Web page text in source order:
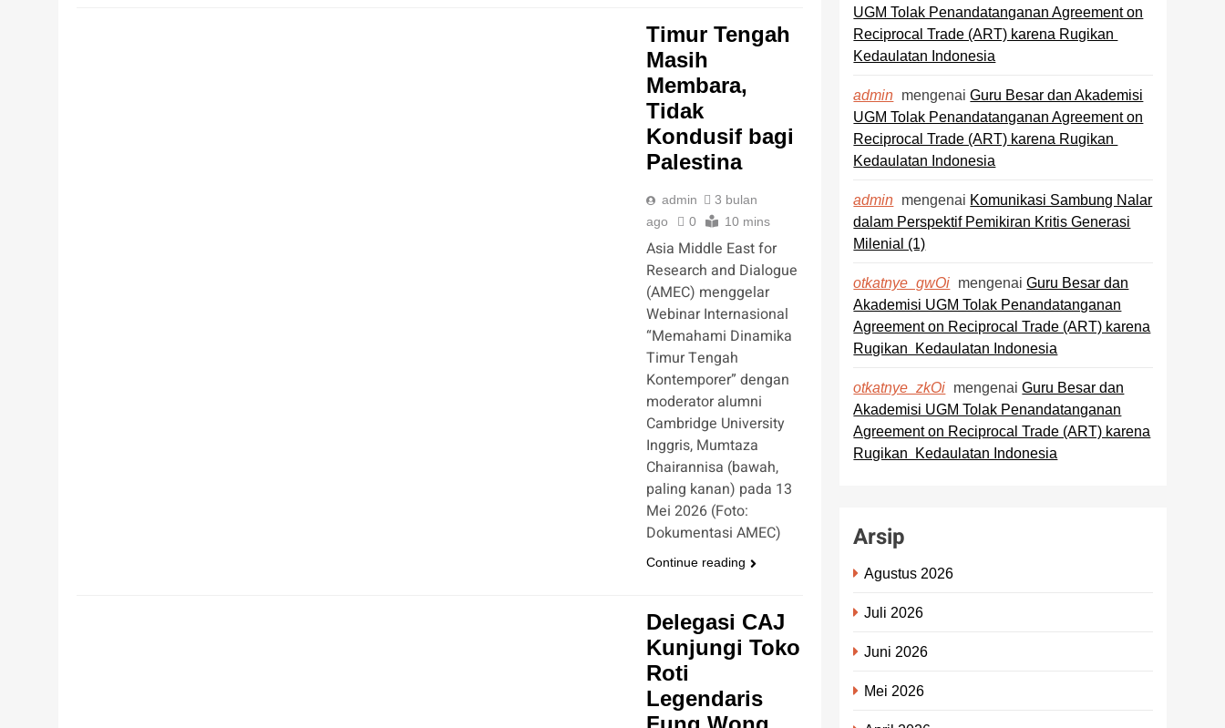
Timur Tengah
Masih
Membara,
Tidak
Kondusif bagi
Palestina
admin
3 bulan
ago
0 10 mins
Asia Middle East for
Research and Dialogue
(AMEC) menggelar
Webinar Internasional
“Memahami Dinamika
Timur Tengah
Kontemporer” dengan
moderator alumni
Cambridge University
Inggris, Mumtaza
Chairannisa (bawah,
paling kanan) pada 13
Mei 2026 (Foto:
Dokumentasi AMEC)
Continue reading
Delegasi CAJ
Kunjungi Toko
Roti
Legendaris
UGM Tolak Penandatanganan Agreement on
Reciprocal Trade (ART) karena Rugikan
Kedaulatan Indonesia
admin mengenaiGuru Besar dan Akademisi
UGM Tolak Penandatanganan Agreement on
Reciprocal Trade (ART) karena Rugikan
Kedaulatan Indonesia
admin mengenai Komunikasi Sambung Nalar
dalam Perspektif Pemikiran Kritis Generasi
Milenial (1)
otkatnye_gwOi mengenaiGuru Besar dan
Akademisi UGM Tolak Penandatanganan
Agreement on Reciprocal Trade (ART) karena
Rugikan Kedaulatan Indonesia
otkatnye_zkOi mengenaiGuru Besar dan
Akademisi UGM Tolak Penandatanganan
Agreement on Reciprocal Trade (ART) karena
Rugikan Kedaulatan Indonesia
Arsip
Agustus 2026
Juli 2026
Juni 2026
Mei 2026